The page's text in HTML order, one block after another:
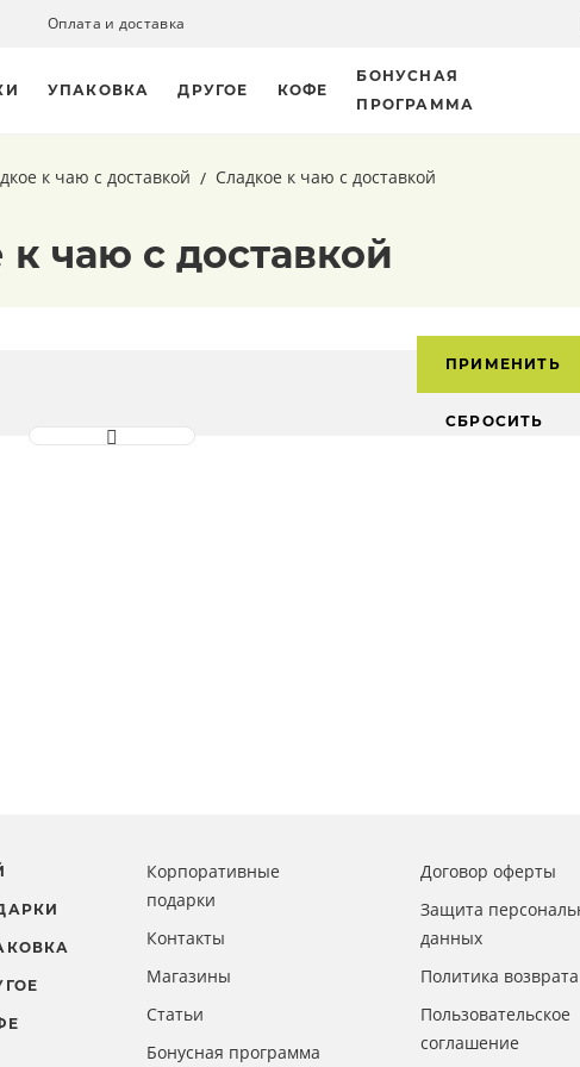
Оплата и доставка
УПАКОВКА ДРУГОЕ КОФЕ
БОНУСНАЯ
ПРОГРАММА
к чаю с доставкой Сладкое к чаю с доставкой
к чаю с доставкой
Корпоративные
подарки
Контакты
Магазины
Статьи
Бонусная программа
Договор оферты
Защита
данных
Политика возврата
Пользовательское
соглашение